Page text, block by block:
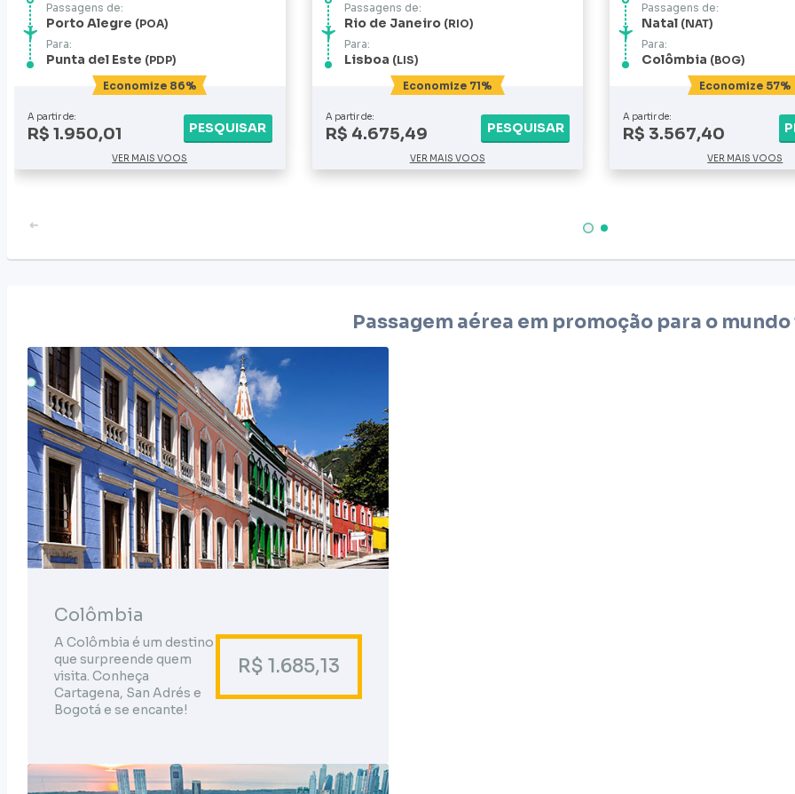
Passagens de:
Porto Alegre
POA
Para:
Punta del Este
PDP
Economize 86%
A partir de:
R$ 1.950,01 PESQUISAR
VER MAIS VOOS
Passagens de:
Rio de Janeiro RIO
Para:
Lisboa LIS
Economize 71%
A partir de:
R$ 4.675,49 PESQUISAR
VER MAIS VOOS
Passagens de:
Natal NAT
Para:
Colômbia
BOG
Economize 57%
A partir de:
R$ 3.567,40
VER MAIS VOOS
Passagem aérea em promoção para o
Colômbia
A Colômbia é um destino
que surpreende quem
visita. Conheça
Cartagena, San Adrés e
Bogotá e se encante!
R$ 1.685,13